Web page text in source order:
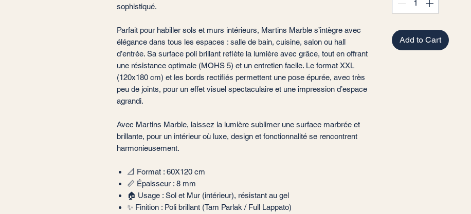
sophistiqué.
Parfait pour habiller sols et murs intérieurs, Martins Marble s’intègre avec
élégance dans tous les espaces : salle de bain, cuisine, salon ou hall
d’entrée. Sa surface poli brillant reflète la lumière avec grâce, tout en offrant
une résistance optimale (MOHS 5) et un entretien facile. Le format XXL
(120x180 cm) et les bords rectifiés permettent une pose épurée, avec très
peu de joints, pour un effet visuel spectaculaire et une impression d’espace
agrandi.
Avec Martins Marble, laissez la lumière sublimer une surface marbrée et
brillante, pour un intérieur où luxe, design et fonctionnalité se rencontrent
harmonieusement.
📐 Format : 60X120 cm
📏 Épaisseur : 8 mm
🏠 Usage : Sol et Mur (intérieur), résistant au gel
✨ Finition : Poli brillant (Tam Parlak / Full Lappato)
Add to Cart